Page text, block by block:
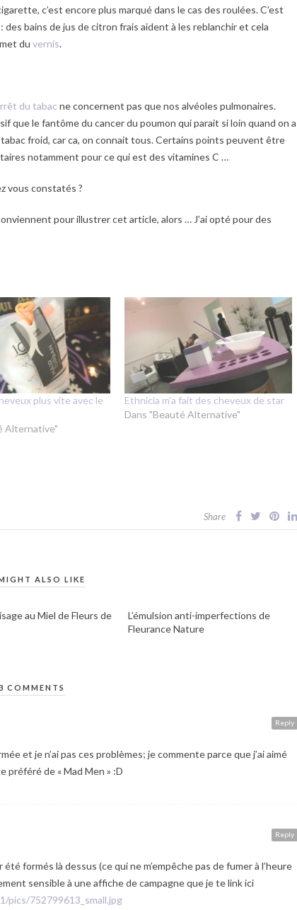
c’est encore plus marqué dans le cas des roulées. C’est
bains de jus de citron frais aident à les reblanchir et cela
du vernis.
du tabac ne concernent pas que nos alvéoles pulmonaires.
que le fantôme du cancer du poumon qui parait si loin quand on a
tabac froid, car ca, on connait tous. Certains points peuvent être
notamment pour ce qui est des vitamines C …
vous constatés ?
pour illustrer cet article, alors … J’ai opté pour des
plus vite avec le
Alternative"
Ethnicia m’a fait des cheveux de star
Dans "Beauté Alternative"
Share
ALSO LIKE
au Miel de Fleurs de
L’émulsion anti-imperfections de
Fleurance Nature
COMMENTS
Reply
et je n’ai pas ces problèmes; je commente parce que j’ai aimé
préféré de « Mad Men » :D
Reply
formés là dessus (ce qui ne m’empêche pas de fumer à l’heure
sensible à une affiche de campagne que je te link ici
pics/752799613_small.jpg